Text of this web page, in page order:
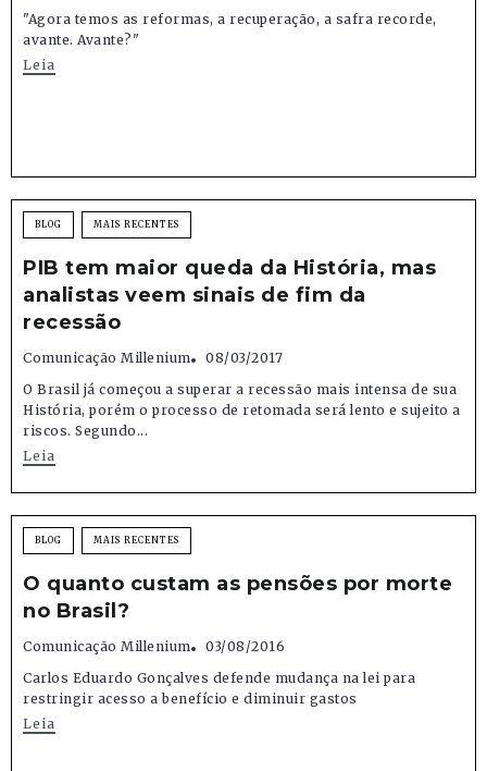
"Agora temos as reformas, a recuperação, a safra recorde,
avante. Avante?"
Leia
BLOG MAIS RECENTES
PIB tem maior queda da História, mas
analistas veem sinais de fim da
recessão
Comunicação Millenium
08/03/2017
O Brasil já começou a superar a recessão mais intensa de sua
História, porém o processo de retomada será lento e sujeito a
riscos. Segundo...
Leia
BLOG MAIS RECENTES
O quanto custam as pensões por morte
no Brasil?
Comunicação Millenium
03/08/2016
Carlos Eduardo Gonçalves defende mudança na lei para
restringir acesso a benefício e diminuir gastos
Leia